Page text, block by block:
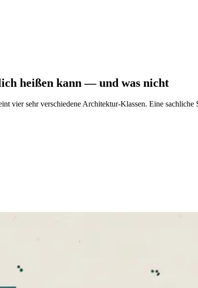
heißen kann — und was nicht
sehr verschiedene Architektur-Klassen. Eine sachliche